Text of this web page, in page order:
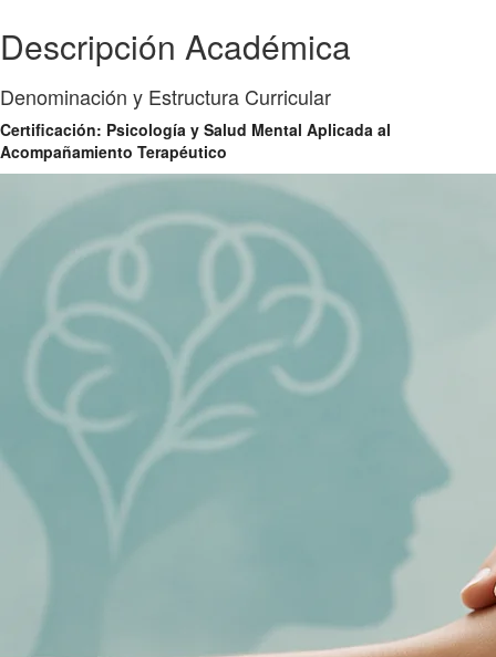
Descripción Académica
Denominación y Estructura Curricular
Certificación: Psicología y Salud Mental Aplicada al
Acompañamiento Terapéutico